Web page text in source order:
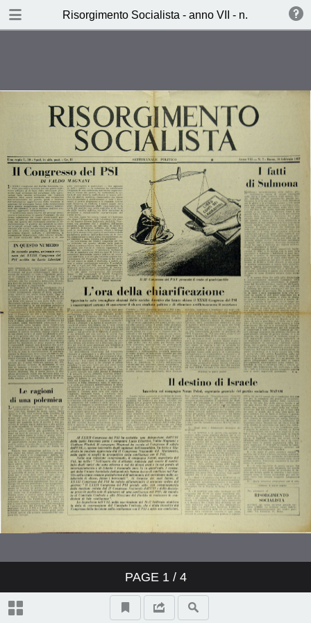
Risorgimento Socialista - anno VII - n. 7 - 16
PAGE 1/ 4
TABLE OF CONTENTS
Nè stalinisti, nè socialdemocratici
(Lucio Libertini)
Taccuino veneziano (Attilio Pandini)
Ieri, Oggi, Domani (L.d.S.)